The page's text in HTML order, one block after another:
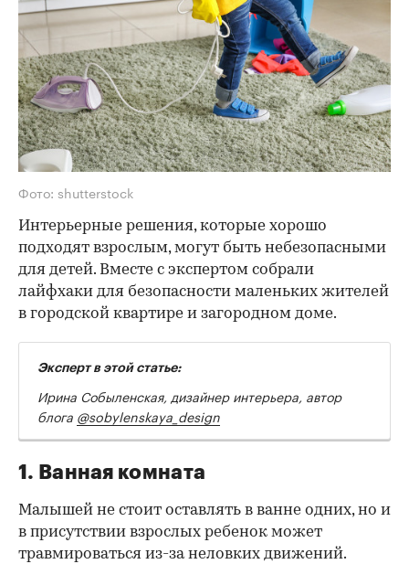
Фото: shutterstock
Интерьерные решения, которые хорошо
подходят взрослым, могут быть небезопасными
для детей. Вместе с экспертом собрали
лайфхаки для безопасности маленьких жителей
в городской квартире и загородном доме.
Эксперт в этой статье:
Ирина Собыленская, дизайнер интерьера, автор
блога @sobylenskaya_design
1. Ванная комната
Малышей не стоит оставлять в ванне одних, но и
в присутствии взрослых ребенок может
травмироваться из-за неловких движений.